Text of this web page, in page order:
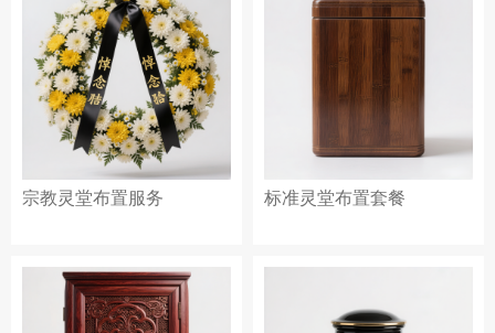
宗教灵堂布置服务 标准灵堂布置套餐